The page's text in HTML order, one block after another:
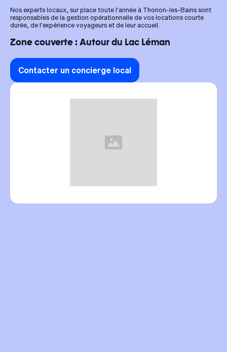
Nos experts locaux, sur place toute l'année à Thonon-les-Bains sont
responsables de la gestion opérationnelle de vos locations courte
durée, de l'expérience voyageurs et de leur accueil.
Zone couverte : Autour du Lac Léman
Contacter un concierge local